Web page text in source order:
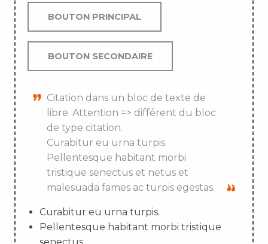
BOUTON PRINCIPAL
BOUTON SECONDAIRE
Citation dans un bloc de texte de
libre. Attention => différent du bloc
de type citation.
Curabitur eu urna turpis.
Pellentesque habitant morbi
tristique senectus et netus et
malesuada fames ac turpis egestas.
Curabitur eu urna turpis.
Pellentesque habitant morbi tristique